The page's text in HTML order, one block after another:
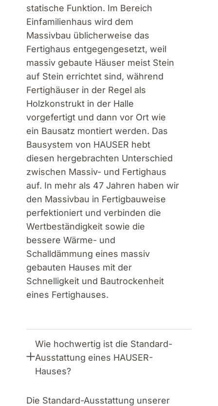
statische Funktion. Im Bereich
Einfamilienhaus wird dem
Massivbau üblicherweise das
Fertighaus entgegengesetzt, weil
massiv gebaute Häuser meist Stein
auf Stein errichtet sind, während
Fertighäuser in der Regel als
Holzkonstrukt in der Halle
vorgefertigt und dann vor Ort wie
ein Bausatz montiert werden. Das
Bausystem von HAUSER hebt
diesen hergebrachten Unterschied
zwischen Massiv- und Fertighaus
auf. In mehr als 47 Jahren haben wir
den Massivbau in Fertigbauweise
perfektioniert und verbinden die
Wertbeständigkeit sowie die
bessere Wärme- und
Schalldämmung eines massiv
gebauten Hauses mit der
Schnelligkeit und Bautrockenheit
eines Fertighauses.
Wie hochwertig ist die Standard-
Ausstattung eines HAUSER-
Hauses?
Die Standard-Ausstattung unserer